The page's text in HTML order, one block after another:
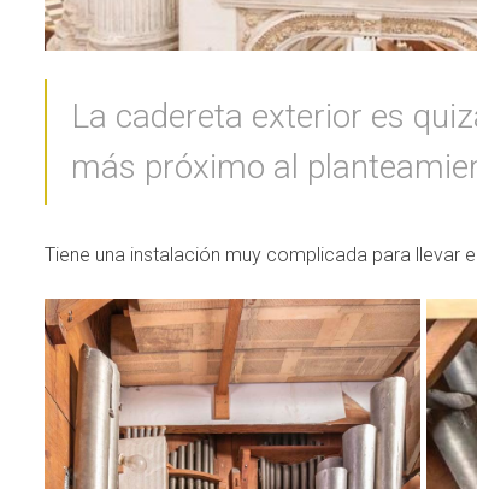
La cadereta exterior es
más próximo al
Tiene una instalación muy complicada para llevar